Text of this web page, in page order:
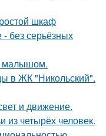
шкаф
- без серьёзных
малышом.
в ЖК "Никольский".
и движение.
из четырёх человек.